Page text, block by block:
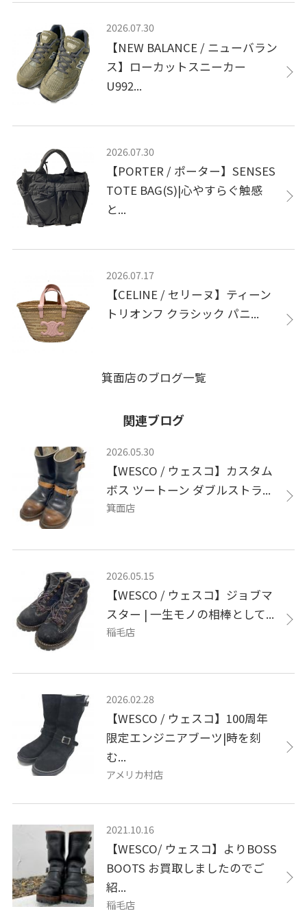
2026.07.30
【NEW BALANCE / ニューバラン
ス】ローカットスニーカー
U992...
2026.07.30
【PORTER / ポーター】SENSES
TOTE BAG(S)|心やすらぐ触感
と...
2026.07.17
【CELINE / セリーヌ】ティーン
トリオンフ クラシック パニ...
箕面店のブログ一覧
関連ブログ
2026.05.30
【WESCO / ウェスコ】カスタム
ボス ツートーン ダブルストラ...
箕面店
2026.05.15
【WESCO / ウェスコ】ジョブマ
スター | 一生モノの相棒として...
稲毛店
2026.02.28
【WESCO / ウェスコ】100周年
限定エンジニアブーツ|時を刻
む...
アメリカ村店
2021.10.16
【WESCO/ ウェスコ】よりBOSS
BOOTS お買取しましたのでご
紹...
稲毛店